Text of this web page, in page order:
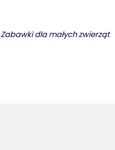
Zabawki dla małych zwierząt